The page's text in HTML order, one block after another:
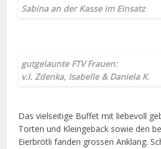
Sabina an der Kasse im Einsatz
gutgelaunte FTV Frauen:
v.l. Zdenka, Isabelle & Daniela K.
Das vielseitige Buffet mit liebevoll
Torten und Kleingebäck sowie den
Eierbrötli fanden grossen Anklang.